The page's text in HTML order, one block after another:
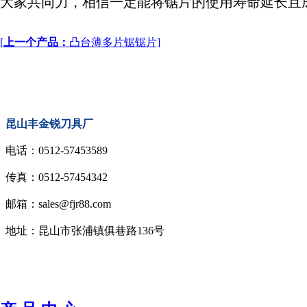
[ 上一个产品： 凸台薄多片锯锯片]
昆山丰金锐刀具厂
电话：0512-57453589
传真：0512-57454342
邮箱：sales@fjr88.com
地址：昆山市张浦镇俱巷路136号